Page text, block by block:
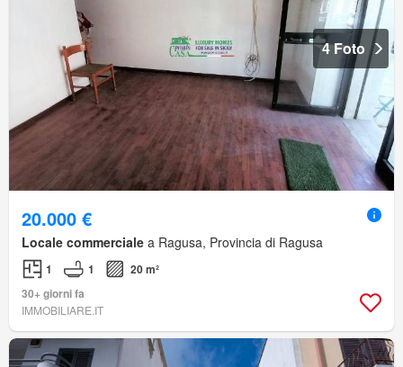
4 Foto
20.000 €
Locale commerciale a Ragusa, Provincia di Ragusa
1 1
20 m²
30+ giorni fa
IMMOBILIARE.IT